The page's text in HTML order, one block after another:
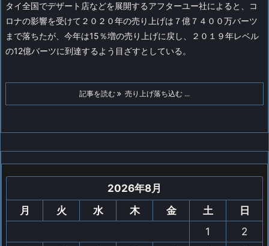
タイ全国でデザート店などを展開するアフターユー社によると、コ
ロナの影響を受けて２０２０年の売り上げは７億７４００万バーツ
まで落ちたが、今年は15％増の売り上げに戻し、２０１９年レベル
の12億バーツに到達するよう目ざすとしている。
記事を読む 売り上げ落ち込む ...
2026年8月
月
火 水 木 金 土
日
1
2